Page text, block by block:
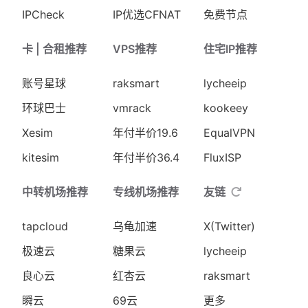
IPCheck IP优选CFNAT 免费节点
卡 | 合租推荐
账号星球
环球巴士
Xesim
kitesim
VPS推荐
raksmart
vmrack
年付半价19.6
年付半价36.4
住宅IP推荐
lycheeip
kookeey
EqualVPN
FluxISP
中转机场推荐
tapcloud
极速云
良心云
瞬云
专线机场推荐
乌龟加速
糖果云
红杏云
69云
友链
X(Twitter)
lycheeip
raksmart
更多